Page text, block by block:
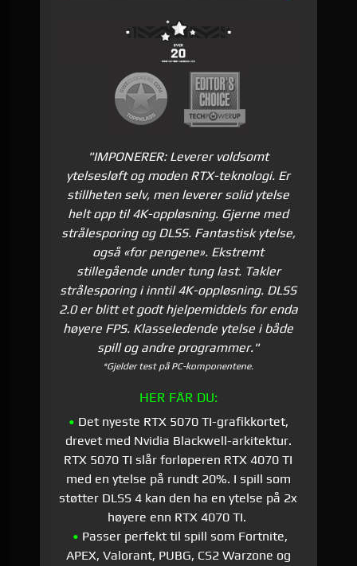
"IMPONERER: Leverer voldsomt
ytelsesløft og moden RTX-teknologi. Er
stillheten selv, men leverer solid ytelse
helt opp til 4K-oppløsning. Gjerne med
strålesporing og DLSS. Fantastisk ytelse,
også «for pengene». Ekstremt
stillegående under tung last. Takler
strålesporing i inntil 4K-oppløsning. DLSS
2.0 er blitt et godt hjelpemiddels for enda
høyere FPS. Klasseledende ytelse i både
spill og andre programmer."
*Gjelder test på PC-komponentene.
HER FÅR DU:
• Det nyeste RTX 5070 TI-grafikkortet,
drevet med Nvidia Blackwell-arkitektur.
RTX 5070 TI slår forløperen RTX 4070 TI
med en ytelse på rundt 20%. I spill som
støtter DLSS 4 kan den ha en ytelse på 2x
høyere enn RTX 4070 TI.
• Passer perfekt til spill som Fortnite,
APEX, Valorant, PUBG, CS2 Warzone og